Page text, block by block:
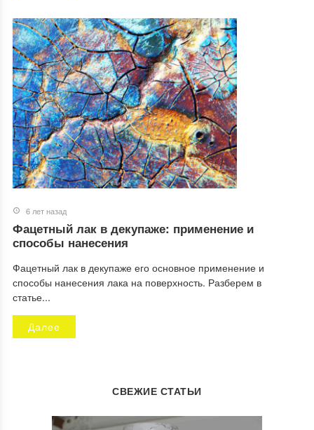
6 лет назад
Фацетный лак в декупаже: применение и
способы нанесения
Фацетный лак в декупаже его основное применение и
способы нанесения лака на поверхность. Разберем в
статье...
Далее
СВЕЖИЕ СТАТЬИ